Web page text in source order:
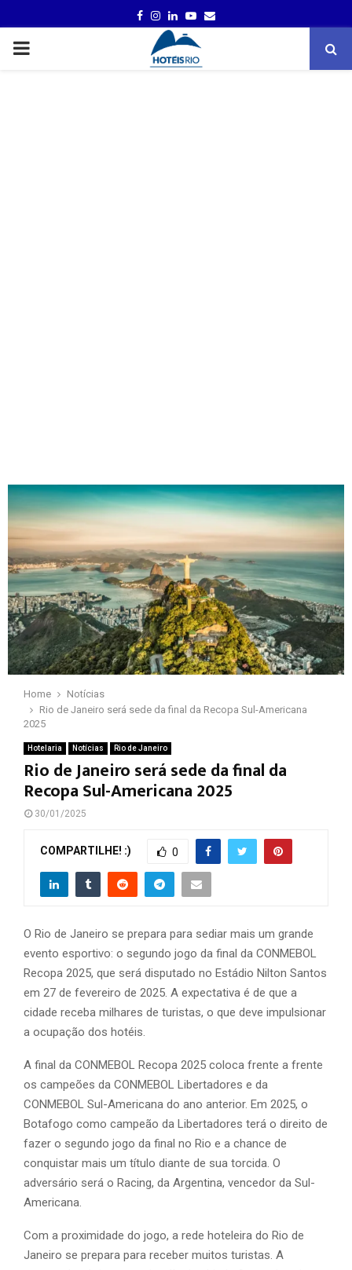
FACEBOOK
INSTAGRAM
LINKEDINYOUTUBE
EMAIL
PRIMARY
Home
Notícias
Rio de Janeiro será sede da final da Recopa Sul-Americana
2025
Hotelaria Notícias Rio de Janeiro
Rio de Janeiro será sede da final da
Recopa Sul-Americana 2025
30/01/2025
COMPARTILHE! :) 0
O Rio de Janeiro se prepara para sediar mais um grande
evento esportivo: o segundo jogo da final da CONMEBOL
Recopa 2025, que será disputado no Estádio Nilton Santos
em 27 de fevereiro de 2025. A expectativa é de que a
cidade receba milhares de turistas, o que deve impulsionar
a ocupação dos hotéis.
A final da CONMEBOL Recopa 2025 coloca frente a frente
os campeões da CONMEBOL Libertadores e da
CONMEBOL Sul-Americana do ano anterior. Em 2025, o
Botafogo como campeão da Libertadores terá o direito de
fazer o segundo jogo da final no Rio e a chance de
conquistar mais um título diante de sua torcida. O
adversário será o Racing, da Argentina, vencedor da Sul-
Americana.
Com a proximidade do jogo, a rede hoteleira do Rio de
Janeiro se prepara para receber muitos turistas. A